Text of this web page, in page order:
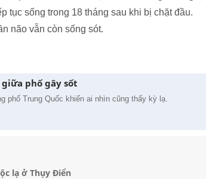
tục sống trong 18 tháng sau khi bị chặt đầu.
não vẫn còn sống sót.
phố gây sốt
phố Trung Quốc khiến ai nhìn cũng thấy kỳ lạ.
lạ ở Thụy Điển